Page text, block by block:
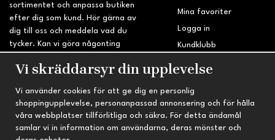
sortimentet och anpassa butiken
efter dig som kund. Hör gärna av
dig till oss och meddela vad du
tycker. Kan vi göra någonting
sidan?
Mina favoriter
Logga in
Kundklubb
Retur & Reklamation
INFORMATION
Om oss
TRYGG HANDEL
Fri frakt vid köp över 695 kr
Vi skräddarsyr din upplevelse
Vi använder cookies för att ge dig en personlig
shoppingupplevelse, personanpassad annonsering och för hålla
våra webbplatser tillförlitliga och säkra. För detta ändamål
samlar vi in information om användarna, deras mönster och